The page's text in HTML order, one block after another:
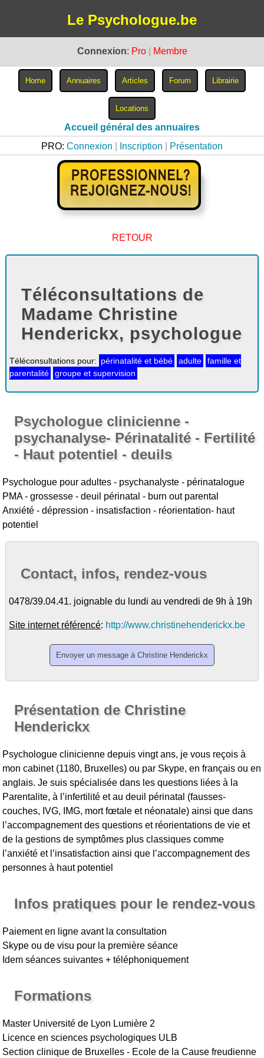
Le Psychologue.be
Connexion: Pro Membre
Accueil général des annuaires
PRO: Connexion Inscription Présentation
RETOUR
Téléconsultations de
Madame Christine
Henderickx, psychologue
Téléconsultations pour: périnatalité et bébé adulte
famille et
parentalité
groupe et supervision
Psychologue clinicienne -
psychanalyse- Périnatalité - Fertilité
- Haut potentiel - deuils
Psychologue pour adultes - psychanalyste - périnatalogue
PMA - grossesse - deuil périnatal - burn out parental
Anxiété - dépression - insatisfaction - réorientation- haut
potentiel
Contact, infos, rendez-vous
0478/39.04.41. joignable du lundi au vendredi de 9h à 19h
Site internet référencé: http://www.christinehenderickx.be
Présentation de Christine
Henderickx
Psychologue clinicienne depuis vingt ans, je vous reçois à
mon cabinet (1180, Bruxelles) ou par Skype, en français ou en
anglais. Je suis spécialisée dans les questions liées à la
Parentalite, à l’infertilité et au deuil périnatal (fausses-
couches, IVG, IMG, mort fœtale et néonatale) ainsi que dans
l’accompagnement des questions et réorientations de vie et
de la gestions de symptômes plus classiques comme
l’anxiété et l’insatisfaction ainsi que l’accompagnement des
personnes à haut potentiel
Infos pratiques pour le rendez-vous
Paiement en ligne avant la consultation
Skype ou de visu pour la première séance
Idem séances suivantes + téléphoniquement
Formations
Master Université de Lyon Lumière 2
Licence en sciences psychologiques ULB
Section clinique de Bruxelles - Ecole de la Cause freudienne